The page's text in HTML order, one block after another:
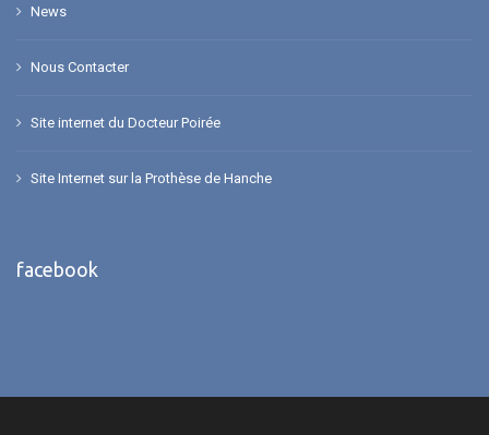
News
Nous Contacter
Site internet du Docteur Poirée
Site Internet sur la Prothèse de Hanche
facebook